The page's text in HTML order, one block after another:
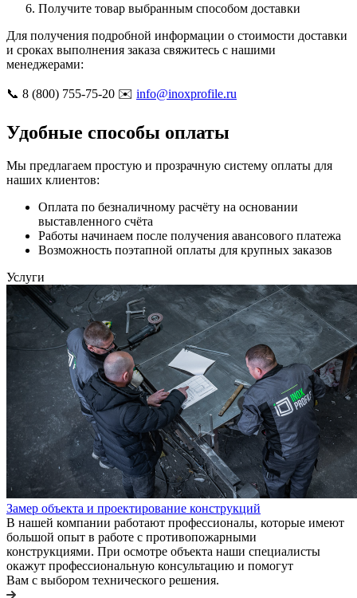
Получите товар выбранным способом доставки
Для получения подробной информации о стоимости доставки
и сроках выполнения заказа свяжитесь с нашими
менеджерами:
📞 8 (800) 755-75-20 ✉️ info@inoxprofile.ru
Удобные способы оплаты
Мы предлагаем простую и прозрачную систему оплаты для
наших клиентов:
Оплата по безналичному расчёту на основании
выставленного счёта
Работы начинаем после получения авансового платежа
Возможность поэтапной оплаты для крупных заказов
Услуги
Замер объекта и проектирование конструкций
В нашей компании работают профессионалы, которые имеют
большой опыт в работе с противопожарными
конструкциями. При осмотре объекта наши специалисты
окажут профессиональную консультацию и помогут
Вам с выбором технического решения.